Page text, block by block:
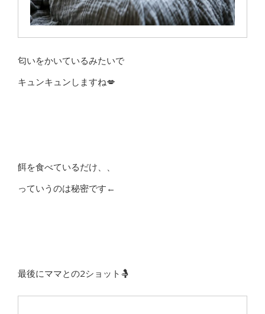
匂いをかいているみたいで
キュンキュンしますね💋
餌を食べているだけ、、
っていうのは秘密です←
最後にママとの2ショット🤱